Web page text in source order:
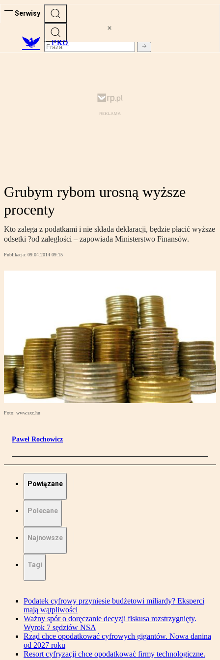
Serwisy
PRO
Grubym rybom urosną wyższe
procenty
Kto zalega z podatkami i nie składa deklaracji, będzie płacić wyższe
odsetki ?od zaległości – zapowiada Ministerstwo Finansów.
Publikacja: 09.04.2014 09:15
Foto: www.sxc.hu
Paweł Rochowicz
Powiązane
Polecane
Najnowsze
Tagi
Podatek cyfrowy przyniesie budżetowi miliardy? Eksperci
mają wątpliwości
Ważny spór o doręczanie decyzji fiskusa rozstrzygnięty.
Wyrok 7 sędziów NSA
Rząd chce opodatkować cyfrowych gigantów. Nowa danina
od 2027 roku
Resort cyfryzacji chce opodatkować firmy technologiczne.